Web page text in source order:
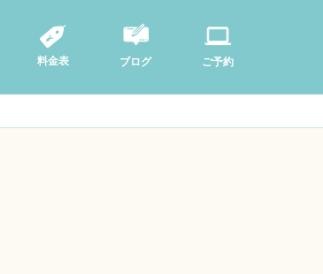
料金表 ブログ ご予約